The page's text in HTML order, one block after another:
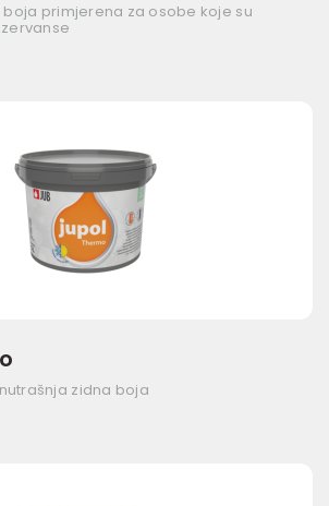
boja primjerena za osobe koje su
zidna boja